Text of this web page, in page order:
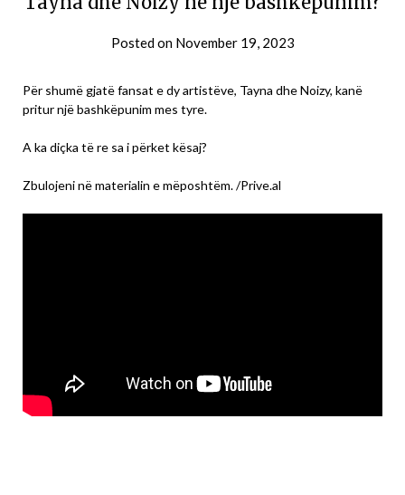
Posted on November 19, 2023
Për shumë gjatë fansat e dy artistëve, Tayna dhe Noizy, kanë
pritur një bashkëpunim mes tyre.
A ka diçka të re sa i përket kësaj?
Zbulojeni në materialin e mëposhtëm. /Prive.al